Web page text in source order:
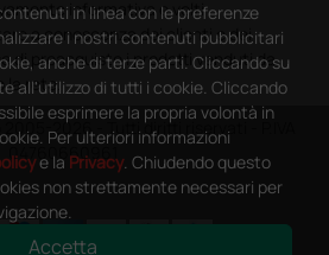
informativa e volti
a conoscenza dei clienti e dei
di preacquisto i prodotti venduti da
la rete.
2026 - Tutti diritti riservati - P.IVA
04760660961
in linea con le preferenze
i nostri contenuti pubblicitari
anche di terze parti. Cliccando su
all'utilizzo di tutti i cookie. Cliccando
esprimere la propria volontà in
Per ulteriori informazioni
e la Privacy. Chiudendo questo
non strettamente necessari per
Accetta